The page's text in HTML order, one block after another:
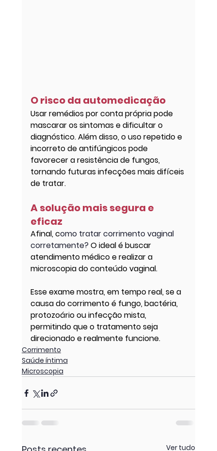
O risco da automedicação
Usar remédios por conta própria pode
mascarar os sintomas e dificultar o
diagnóstico. Além disso, o uso repetido e
incorreto de antifúngicos pode
favorecer a resistência de fungos,
tornando futuras infecções mais difíceis
de tratar.
A solução mais segura e
eficaz
Afinal, como tratar corrimento vaginal
corretamente? O ideal é buscar
atendimento médico e realizar a
microscopia do conteúdo vaginal.
Esse exame mostra, em tempo real, se a
causa do corrimento é fungo, bactéria,
protozoário ou infecção mista,
permitindo que o tratamento seja
direcionado e realmente funcione.
Corrimento
Saúde íntima
Microscopia
Ver tudo